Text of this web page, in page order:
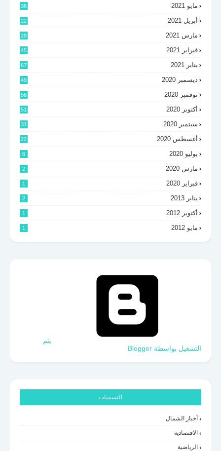
مايو 2021 36
أبريل 2021 22
مارس 2021 29
فبراير 2021 45
يناير 2021 67
ديسمبر 2020 49
نوفمبر 2020 56
أكتوبر 2020 51
سبتمبر 2020 31
أغسطس 2020 22
يوليو 2020 6
مارس 2020 2
فبراير 2020 1
يناير 2013 2
أكتوبر 2012 1
مايو 2012 1
‏يتم
التشغيل بواسطة Blogger
التسميات
أخبار الشمال
الاقتصادية
الرياضية